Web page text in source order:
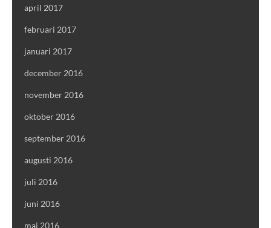
april 2017
februari 2017
januari 2017
december 2016
november 2016
oktober 2016
september 2016
augusti 2016
juli 2016
juni 2016
maj 2016